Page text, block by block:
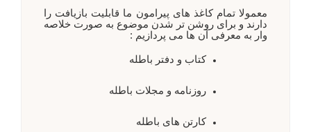
معمولا تمام کاغذ های پیرامون ما قابلیت بازیافت را
دارند و برای روشن تر شدن موضوع به صورت خلاصه
وار به معرفی آن ها می پردازیم :
کتاب و دفتر باطله
روزنامه و مجلات باطله
کارتن های باطله